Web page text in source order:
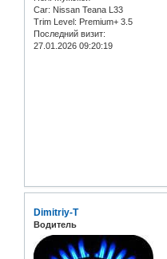
Car: Nissan Teana L33
Trim Level: Premium+ 3.5
Последний визит:
27.01.2026 09:20:19
Dimitriy-T
Водитель